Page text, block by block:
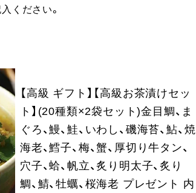
ください。
【高級 ギフト】【高級お茶漬けセッ
ト】(20種類×2袋セット)金目鯛、ま
ぐろ、鰻、鮭、いわし、磯海苔、鮎、焼
海老、鱈子、梅、蟹、厚切り牛タン、
穴子、蛤、帆立、炙り明太子、炙り
鯛、鯖、牡蠣、桜海老 プレゼント 内